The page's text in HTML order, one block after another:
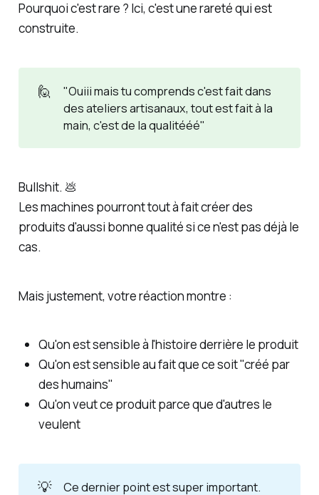
Pourquoi c'est rare ? Ici, c'est une rareté qui est
construite.
🙋
"Ouiii mais tu comprends c'est fait dans
des ateliers artisanaux, tout est fait à la
main, c'est de la qualitééé"
Bullshit. 💩
Les machines pourront tout à fait créer des
produits d'aussi bonne qualité si ce n'est pas déjà le
cas.
Mais justement, votre réaction montre :
Qu'on est sensible à l'histoire derrière le produit
Qu'on est sensible au fait que ce soit "créé par
des humains"
Qu'on veut ce produit parce que d'autres le
veulent
💡
Ce dernier point est super important.